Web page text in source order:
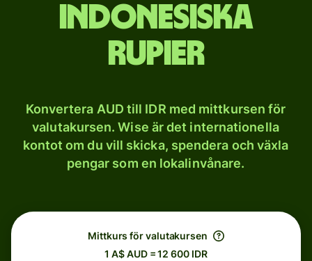
indonesiska
rupier
Konvertera AUD till IDR med mittkursen för
valutakursen. Wise är det internationella
kontot om du vill skicka, spendera och växla
pengar som en lokalinvånare.
Mittkurs för valutakursen
1 A$ AUD = 12 600 IDR